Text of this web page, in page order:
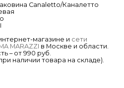
Canaletto/Каналетто
магазине и сети
MARAZZI в Москве и области.
– от 990 руб.
наличии товара на складе).